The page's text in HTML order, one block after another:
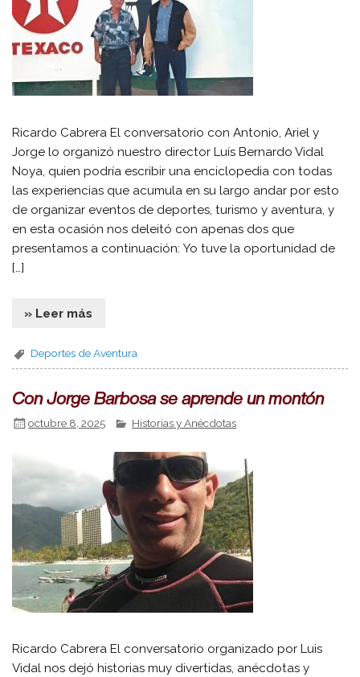
Ricardo Cabrera El conversatorio con Antonio, Ariel y
Jorge lo organizó nuestro director Luís Bernardo Vidal
Noya, quien podría escribir una enciclopedia con todas
las experiencias que acumula en su largo andar por esto
de organizar eventos de deportes, turismo y aventura, y
en esta ocasión nos deleitó con apenas dos que
presentamos a continuación: Yo tuve la oportunidad de
[…]
» Leer más
Deportes de Aventura
Con Jorge Barbosa se aprende un montón
octubre 8, 2025 Historias y Anécdotas
Ricardo Cabrera El conversatorio organizado por Luis
Vidal nos dejó historias muy divertidas, anécdotas y